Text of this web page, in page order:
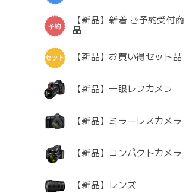
【新品】新着 ご予約受付商
品
【新品】お買い得セット品
【新品】一眼レフカメラ
【新品】ミラーレスカメラ
【新品】コンパクトカメラ
【新品】レンズ